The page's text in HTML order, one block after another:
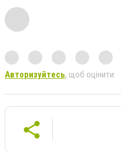
Авторизуйтесь, щоб оцінити